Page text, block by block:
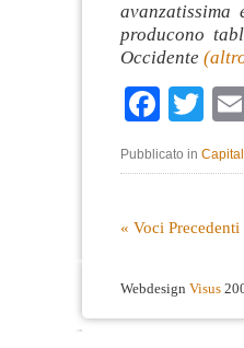
producono
Occidente
Pubblicato in
« Voci Precedenti
Webdesign Visus